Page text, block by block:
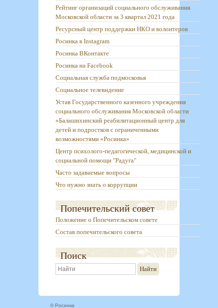
Рейтинг организаций социального обслуживания
Московской области за 3 квартал 2021 года
Ресурсный центр поддержки НКО и волонтеров
Росинка в Instagram
Росинка ВКонтакте
Росинка на Facebook
Социальная служба подмосковья
Социальное телевидение
Устав Государственного казенного учреждения
социального обслуживания Московской области
«Балашихинский реабилитационный центр для
детей и подростков с ограниченными
возможностями «Росинка»
Центр психолого-педагогической, медицинской и
социальной помощи "Радуга"
Часто задаваемые вопросы
Что нужно знать о коррупции
Попечительский совет
Положение о Попечительском совете
Состав попечительского совета
Поиск
Найти
© Росинка